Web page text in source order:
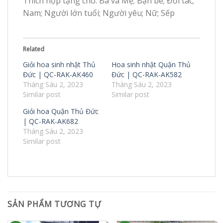
Nam; Người lớn tuổi; Người yêu; Nữ; Sếp
Related
Giỏi hoa sinh nhật Thủ
Đức | QC-RAK-AK460
Tháng Sáu 2, 2023
Similar post
Hoa sinh nhật Quận Thủ
Đức | QC-RAK-AK582
Tháng Sáu 2, 2023
Similar post
Giỏi hoa Quận Thủ Đức
| QC-RAK-AK682
Tháng Sáu 2, 2023
Similar post
SẢN PHẨM TƯƠNG TỰ